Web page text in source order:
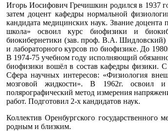
Игорь Иосифович Гречишкин родился в 1937
затем доцент кафедры нормальной
кандидата медицинских наук. Звание
школа» освоил курс биофизики и
биокибернетики (зав. проф. В.А.
и лабораторного курсов по биофизике. До
В 1974-75 учебном году исполняющий
биофизики вошёл в состав кафедры физики.
Сфера научных интересов: «Физиология
мозговой жидкости». В 1962г. освоил
полярографический метод измерения
работ. Подготовил 2-х кандидатов наук.
Коллектив Оренбургского государственного
родным и близким.